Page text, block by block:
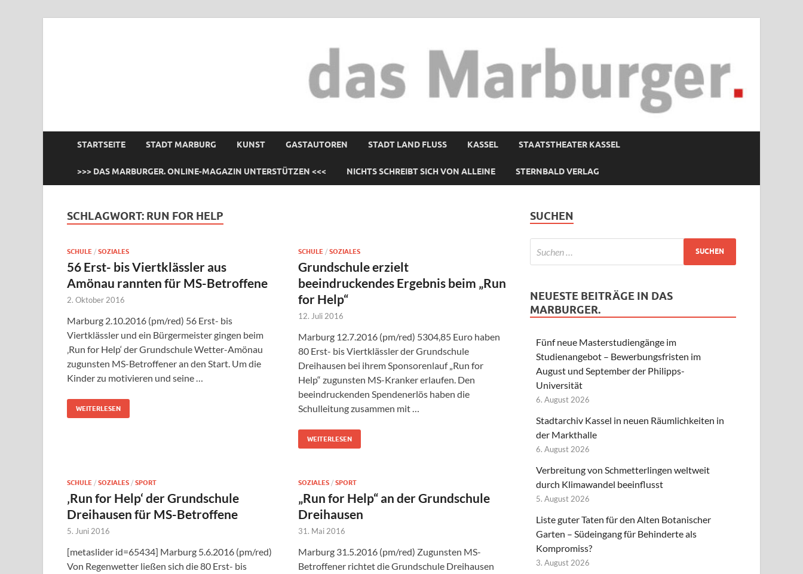
STARTSEITE STADT MARBURG KUNST GASTAUTOREN STADT LAND FLUSS KASSEL STAATSTHEATER KASSEL
>>> DAS MARBURGER. ONLINE-MAGAZIN UNTERSTÜTZEN <<< NICHTS SCHREIBT SICH VON ALLEINE STERNBALD VERLAG
SCHLAGWORT: RUN FOR HELP
SCHULE / SOZIALES
56 Erst- bis Viertklässler aus
Amönau rannten für MS-Betroffene
2. Oktober 2016
Marburg 2.10.2016 (pm/red) 56 Erst- bis
Viertklässler und ein Bürgermeister gingen beim
‚Run for Help‘ der Grundschule Wetter-Amönau
zugunsten MS-Betroffener an den Start. Um die
Kinder zu motivieren und seine …
WEITERLESEN
SCHULE / SOZIALES
Grundschule erzielt
beeindruckendes Ergebnis beim „Run
for Help“
12. Juli 2016
Marburg 12.7.2016 (pm/red) 5304,85 Euro haben
80 Erst- bis Viertklässler der Grundschule
Dreihausen bei ihrem Sponsorenlauf „Run for
Help“ zugunsten MS-Kranker erlaufen. Den
beeindruckenden Spendenerlös haben die
Schulleitung zusammen mit …
WEITERLESEN
SCHULE / SOZIALES / SPORT
‚Run for Help‘ der Grundschule
Dreihausen für MS-Betroffene
5. Juni 2016
[metaslider id=65434] Marburg 5.6.2016 (pm/red)
Von Regenwetter ließen sich die 80 Erst- bis
SOZIALES / SPORT
„Run for Help“ an der Grundschule
Dreihausen
31. Mai 2016
Marburg 31.5.2016 (pm/red) Zugunsten MS-
Betroffener richtet die Grundschule Dreihausen
SUCHEN
NEUESTE BEITRÄGE IN DAS
MARBURGER.
Fünf neue Masterstudiengänge im
Studienangebot – Bewerbungsfristen im
August und September der Philipps-
Universität
6. August 2026
Stadtarchiv Kassel in neuen Räumlichkeiten in
der Markthalle
6. August 2026
Verbreitung von Schmetterlingen weltweit
durch Klimawandel beeinflusst
5. August 2026
Liste guter Taten für den Alten Botanischer
Garten – Südeingang für Behinderte als
Kompromiss?
3. August 2026